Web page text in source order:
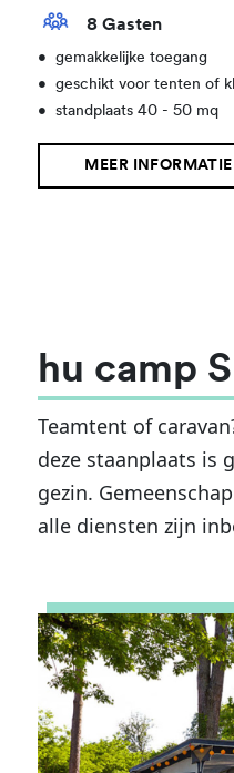
8 Gasten
•
gemakkelijke toegang
•
geschikt voor tenten of
•
standplaats 40 - 50 mq
MEER INFORMATIE
hu camp
Teamtent of
deze staanplaats is
gezin.
alle diensten zijn